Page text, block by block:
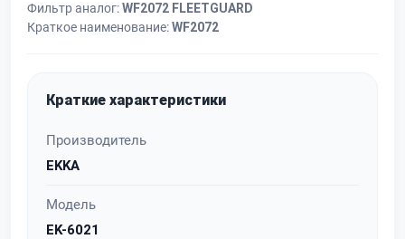
Фильтр аналог:WF2072 FLEETGUARD
Краткое наименование:WF2072
Краткие характеристики
Производитель
EKKA
Модель
EK-6021